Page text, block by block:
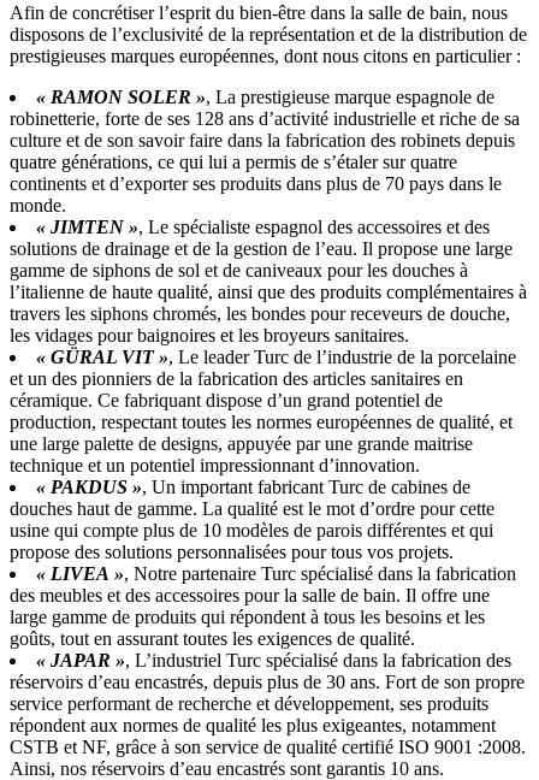
Afin de concrétiser l’esprit du bien-être dans la salle de bain, nous
disposons de l’exclusivité de la représentation et de la distribution de
prestigieuses marques européennes, dont nous citons en particulier :
« RAMON SOLER », La prestigieuse marque espagnole de
robinetterie, forte de ses 128 ans d’activité industrielle et riche de sa
culture et de son savoir faire dans la fabrication des robinets depuis
quatre générations, ce qui lui a permis de s’étaler sur quatre
continents et d’exporter ses produits dans plus de 70 pays dans le
monde.
« JIMTEN », Le spécialiste espagnol des accessoires et des
solutions de drainage et de la gestion de l’eau. Il propose une large
gamme de siphons de sol et de caniveaux pour les douches à
l’italienne de haute qualité, ainsi que des produits complémentaires à
travers les siphons chromés, les bondes pour receveurs de douche,
les vidages pour baignoires et les broyeurs sanitaires.
« GÜRAL VIT », Le leader Turc de l’industrie de la porcelaine
et un des pionniers de la fabrication des articles sanitaires en
céramique. Ce fabriquant dispose d’un grand potentiel de
production, respectant toutes les normes européennes de qualité, et
une large palette de designs, appuyée par une grande maitrise
technique et un potentiel impressionnant d’innovation.
« PAKDUS », Un important fabricant Turc de cabines de
douches haut de gamme. La qualité est le mot d’ordre pour cette
usine qui compte plus de 10 modèles de parois différentes et qui
propose des solutions personnalisées pour tous vos projets.
« LIVEA », Notre partenaire Turc spécialisé dans la fabrication
des meubles et des accessoires pour la salle de bain. Il offre une
large gamme de produits qui répondent à tous les besoins et les
goûts, tout en assurant toutes les exigences de qualité.
« JAPAR », L’industriel Turc spécialisé dans la fabrication des
réservoirs d’eau encastrés, depuis plus de 30 ans. Fort de son propre
service performant de recherche et développement, ses produits
répondent aux normes de qualité les plus exigeantes, notamment
CSTB et NF, grâce à son service de qualité certifié ISO 9001 :2008.
Ainsi, nos réservoirs d’eau encastrés sont garantis 10 ans.